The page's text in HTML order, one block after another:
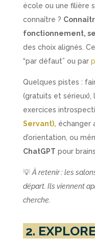
école ou une filière
connaître ?
fonctionnement,
des choix alignés.
“par défaut” ou par
Quelques pistes :
(gratuits et sérieux),
exercices
Servant), échanger
d’orientation, ou
ChatGPT pour
💡À retenir : les
départ. Ils viennent
cherche.
2.